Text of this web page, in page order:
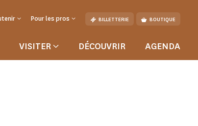
Pour les pros BILLETTERIE BOUTIQUE
VISITER DÉCOUVRIR AGENDA